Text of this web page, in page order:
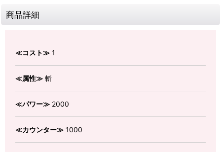
商品詳細
≪コスト≫ 1
≪属性≫ 斬
≪パワー≫ 2000
≪カウンター≫ 1000